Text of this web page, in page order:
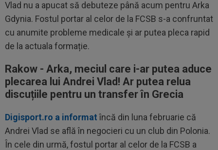
Vlad nu a apucat să debuteze până acum pentru Arka
Gdynia. Fostul portar al celor de la FCSB s-a confruntat
cu anumite probleme medicale și ar putea pleca rapid
de la actuala formație.
Rakow - Arka, meciul care i-ar putea aduce
plecarea lui Andrei Vlad! Ar putea relua
discuțiile pentru un transfer în Grecia
Digisport.ro a informatîncă din luna februarie că
Andrei Vlad se află în negocieri cu un club din Polonia.
În cele din urmă, fostul portar al celor de la FCSB a